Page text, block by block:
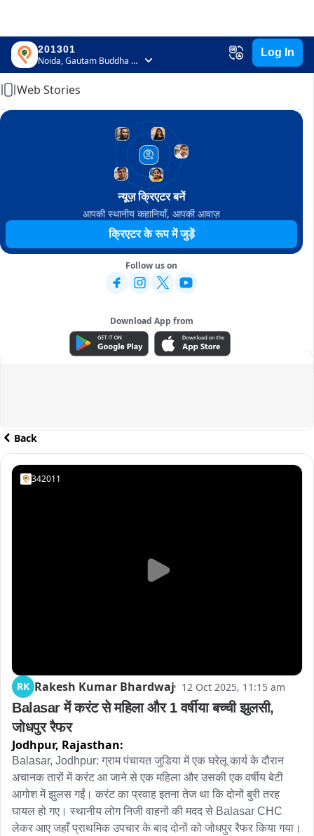
201301
Noida, Gautam Buddha Nagar, Uttar Pradesh
Log In
Home
Web Stories
न्यूज़ क्रिएटर बनें
आपकी स्थानीय कहानियाँ, आपकी आवाज़
क्रिएटर के रूप में जुड़ें
Follow us on
Download App from
ADVERTISEMENT
Back
342011
RK Rakesh Kumar Bhardwaj 12 Oct 2025, 11:15 am
Balasar में करंट से महिला और 1 वर्षीया बच्ची झुलसी,
जोधपुर रैफर
Jodhpur, Rajasthan:
Balasar, Jodhpur: ग्राम पंचायत जुडिया में एक घरेलू कार्य के दौरान
अचानक तारों में करंट आ जाने से एक महिला और उसकी एक वर्षीय बेटी
आगोश में झुलस गईं। करंट का प्रवाह इतना तेज था कि दोनों बुरी तरह
घायल हो गए। स्थानीय लोग निजी वाहनों की मदद से Balasar CHC
लेकर आए जहाँ प्राथमिक उपचार के बाद दोनों को जोधपुर रैफर किया गया।